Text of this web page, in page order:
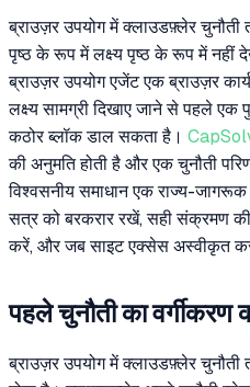
ब्राउज़र उपयोग में क्लाउडफ़्लेर
पृष्ठ के रूप में लक्ष्य पृष्ठ के रूप में नहीं
ब्राउज़र उपयोग एजेंट एक ब्राउज़र
लक्ष्य सामग्री दिखाए जाने से पहले एक
कठोर ब्लॉक डाल सकता है।
की अनुमति होती है और एक चुनौती
विश्वसनीय समाधान एक राज्य-
सत्र को बरकरार रखें, सही संक्रमण की
करें, और जब साइट एक्सेस अस्वीकृत
पहले चुनौती का वर्गीकरण
ब्राउज़र उपयोग में क्लाउडफ़्लेर